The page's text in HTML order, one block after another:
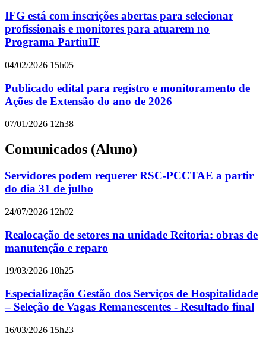
IFG está com inscrições abertas para selecionar
profissionais e monitores para atuarem no
Programa PartiuIF
04/02/2026 15h05
Publicado edital para registro e monitoramento de
Ações de Extensão do ano de 2026
07/01/2026 12h38
Comunicados (Aluno)
Servidores podem requerer RSC-PCCTAE a partir
do dia 31 de julho
24/07/2026 12h02
Realocação de setores na unidade Reitoria: obras de
manutenção e reparo
19/03/2026 10h25
Especialização Gestão dos Serviços de Hospitalidade
– Seleção de Vagas Remanescentes - Resultado final
16/03/2026 15h23